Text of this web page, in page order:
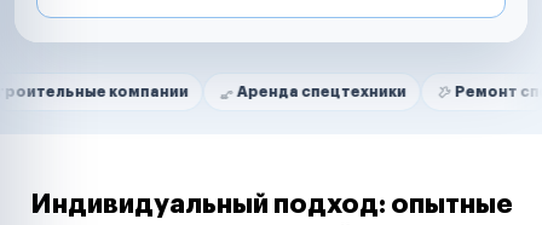
Нам доверяют
компании Аренда спецтехники Ремонт спецтехники
Маркетплейсы
Таксопарки
Индивидуальный подход: опытные